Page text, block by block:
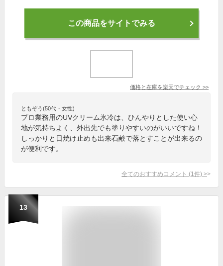
この商品をサイトでみる
価格と在庫を楽天でチェック >>
ともぞう(50代・女性)
プロ業務用のUVクリーム氷冷は、ひんやりとした使い心
地が気持ちよく、外出先でも塗りやすいのがいいですね！
しっかりと日焼け止めも出来石鹸で落とすことが出来るの
が便利です。
全てのおすすめコメント (1 件) >
13